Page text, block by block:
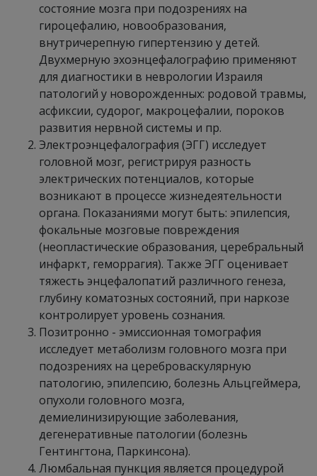
состояние мозга при подозрениях на
гироцефалию, новообразования,
внутричерепную гипертензию у детей.
Двухмерную эхоэнцефалографию применяют
для диагностики в неврологии Израиля
патологий у новорожденных: родовой травмы,
асфиксии, судорог, макроцефалии, пороков
развития нервной системы и пр.
Электроэнцефалография (ЭГГ) исследует
головной мозг, регистрируя разность
электрических потенциалов, которые
возникают в процессе жизнедеятельности
органа. Показаниями могут быть: эпилепсия,
фокальные мозговые повреждения
(неопластические образования, церебральный
инфаркт, геморрагия). Также ЭГГ оценивает
тяжесть энцефалопатий различного генеза,
глубину коматозных состояний, при наркозе
контролирует уровень сознания.
Позитронно - эмиссионная томография
исследует метаболизм головного мозга при
подозрениях на цереброваскулярную
патологию, эпилепсию, болезнь Альцгеймера,
опухоли головного мозга,
демиелинизирующие заболевания,
дегенеративные патологии (болезнь
Гентингтона, Паркинсона).
Люмбальная пункция является процедурой